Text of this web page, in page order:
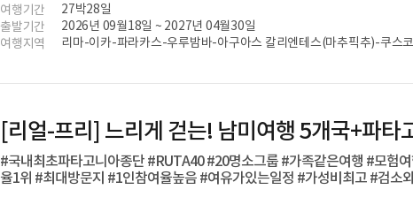
여행기간
27박28일
출발기간
2026년 09월18일 ~ 2027년 04월30일
여행지역
리마-이카-파라카스-우루밤바-아구아스 칼리엔테스(마추픽추)-쿠스
[리얼-프리] 느리게 걷는! 남미여행 5개국+파타
#국내최초파타고니아종단 #RUTA40 #20명소그룹 #가족같은여행 #모험
율1위 #최대방문지 #1인참여율높음 #여유가있는일정 #가성비최고 #검소